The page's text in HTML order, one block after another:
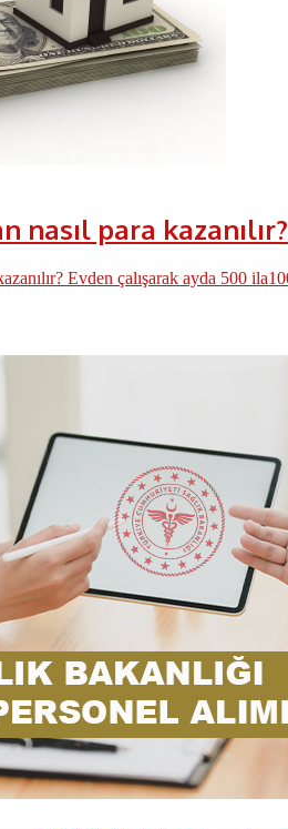
nasıl para kazanılır?
Evden çalışarak ayda 500